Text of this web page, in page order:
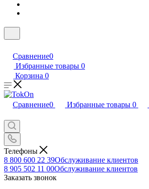
Сравнение0
Избранные товары 0
Корзина 0
Сравнение0 Избранные товары 0
Телефоны
8 800 600 22 39Обслуживание клиентов
8 905 502 11 00Обслуживание клиентов
Заказать звонок